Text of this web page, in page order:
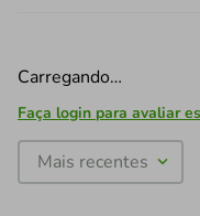
Carregando…
Faça login para avaliar
Mais recentes